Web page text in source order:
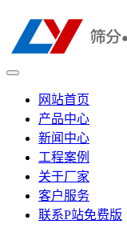
网站首页
产品中心
新闻中心
工程案例
关于厂家
客户服务
联系P站免费版